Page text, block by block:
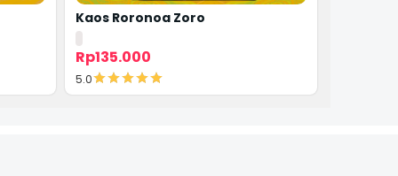
Kaos Roronoa Zoro
Rp135.000
5.0